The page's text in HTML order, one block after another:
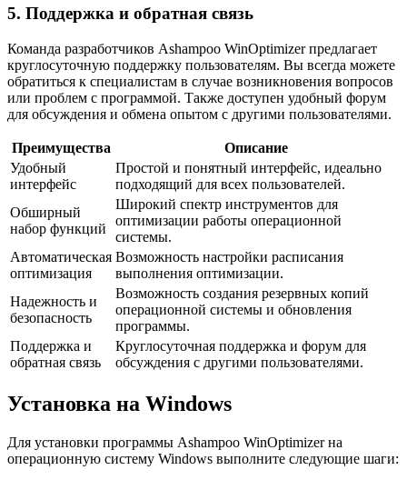
5. Поддержка и обратная связь
Команда разработчиков Ashampoo WinOptimizer предлагает
круглосуточную поддержку пользователям. Вы всегда можете
обратиться к специалистам в случае возникновения вопросов
или проблем с программой. Также доступен удобный форум
для обсуждения и обмена опытом с другими пользователями.
Преимущества
Описание
Удобный
интерфейс
Простой и понятный интерфейс, идеально
подходящий для всех пользователей.
Обширный
набор функций
Широкий спектр инструментов для
оптимизации работы операционной
системы.
Автоматическая
оптимизация
Возможность настройки расписания
выполнения оптимизации.
Надежность и
безопасность
Возможность создания резервных копий
операционной системы и обновления
программы.
Поддержка и
обратная связь
Круглосуточная поддержка и форум для
обсуждения с другими пользователями.
Установка на Windows
Для установки программы Ashampoo WinOptimizer на
операционную систему Windows выполните следующие шаги: